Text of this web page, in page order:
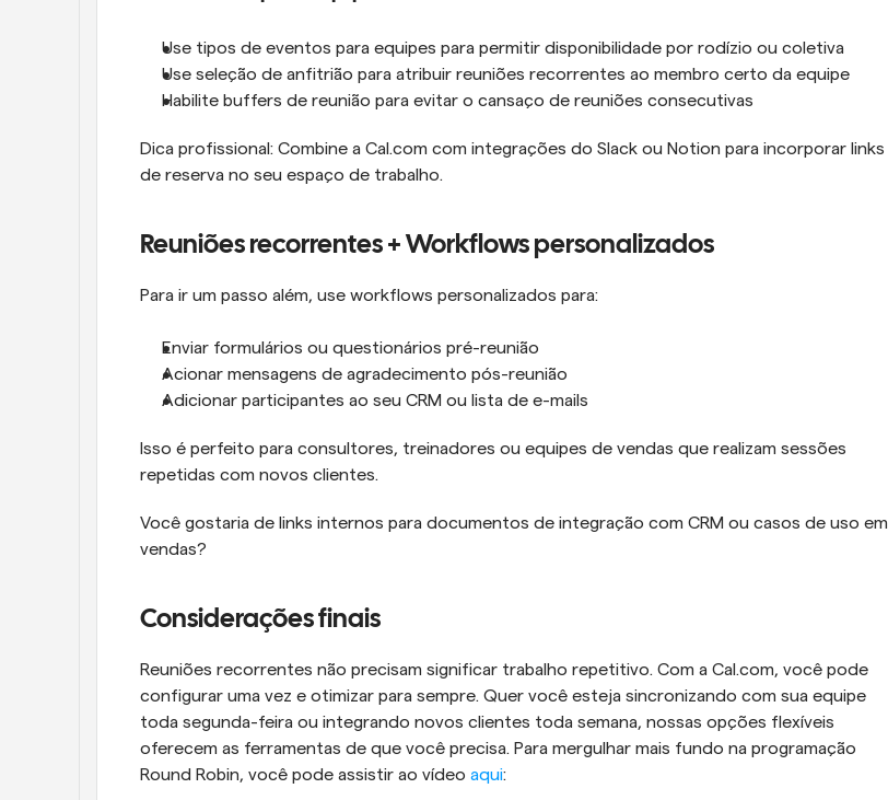
Use tipos de eventos para equipes para permitir disponibilidade por rodízio ou coletiva
Use seleção de anfitrião para atribuir reuniões recorrentes ao membro certo da equipe
Habilite buffers de reunião para evitar o cansaço de reuniões consecutivas
Dica profissional: Combine a Cal.com com integrações do Slack ou Notion para incorporar links
de reserva no seu espaço de trabalho.
Reuniões recorrentes + Workflows personalizados
Para ir um passo além, use workflows personalizados para:
Enviar formulários ou questionários pré-reunião
Acionar mensagens de agradecimento pós-reunião
Adicionar participantes ao seu CRM ou lista de e-mails
Isso é perfeito para consultores, treinadores ou equipes de vendas que realizam sessões
repetidas com novos clientes.
Você gostaria de links internos para documentos de integração com CRM ou casos de uso em
vendas?
Considerações finais
Reuniões recorrentes não precisam significar trabalho repetitivo. Com a Cal.com, você pode
configurar uma vez e otimizar para sempre. Quer você esteja sincronizando com sua equipe
toda segunda-feira ou integrando novos clientes toda semana, nossas opções flexíveis
oferecem as ferramentas de que você precisa. Para mergulhar mais fundo na programação
Round Robin, você pode assistir ao vídeo aqui: